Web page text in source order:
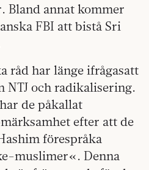
Bland annat kommer
FBI att bistå Sri
råd har länge ifrågasatt
NTJ och radikalisering.
de påkallat
efter att de
förespråka
muslimer«. Denna